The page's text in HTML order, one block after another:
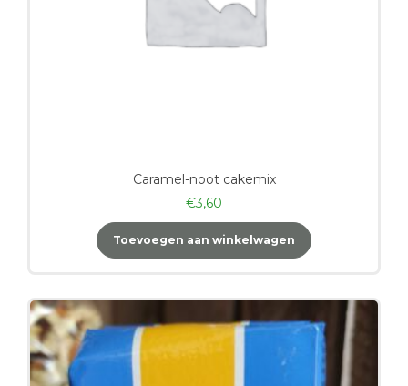
Caramel-noot cakemix
€3,60
Toevoegen aan winkelwagen